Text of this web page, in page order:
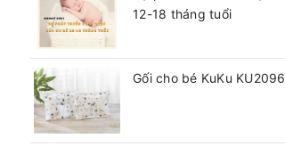
12-18 tháng tuổi
Gối cho bé KuKu KU2096